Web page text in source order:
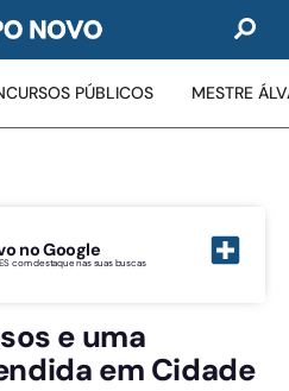
PÚBLICOS MESTRE
no Google
com destaque nas suas buscas
e uma
em Cidade